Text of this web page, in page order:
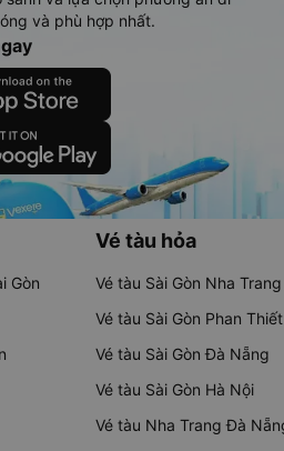
và phù hợp nhất.
Gòn
Vé tàu hỏa
Vé tàu Sài Gòn Nha Trang
Vé tàu Sài Gòn Phan Thiết
Vé tàu Sài Gòn Đà Nẵng
Vé tàu Sài Gòn Hà Nội
Vé tàu Nha Trang Đà